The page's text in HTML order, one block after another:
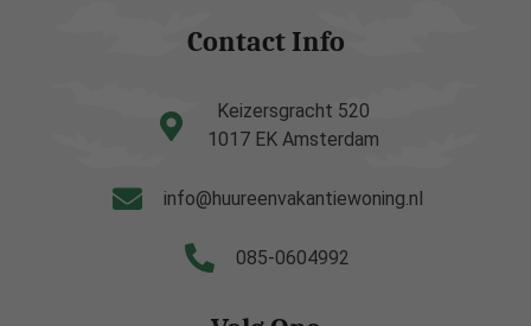
Contact Info
Keizersgracht 520
1017 EK Amsterdam
info@huureenvakantiewoning.nl
085-0604992